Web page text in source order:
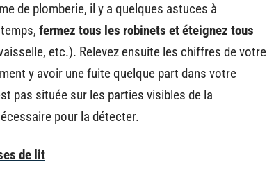
de plomberie, il y a quelques astuces à
fermez tous les robinets et éteignez tous
etc.). Relevez ensuite les chiffres de votre
y avoir une fuite quelque part dans votre
pas située sur les parties visibles de la
pour la détecter.
de lit